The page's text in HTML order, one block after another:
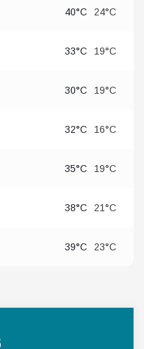
40°C 24°C
33°C 19°C
30°C 19°C
32°C 16°C
35°C 19°C
38°C 21°C
39°C 23°C